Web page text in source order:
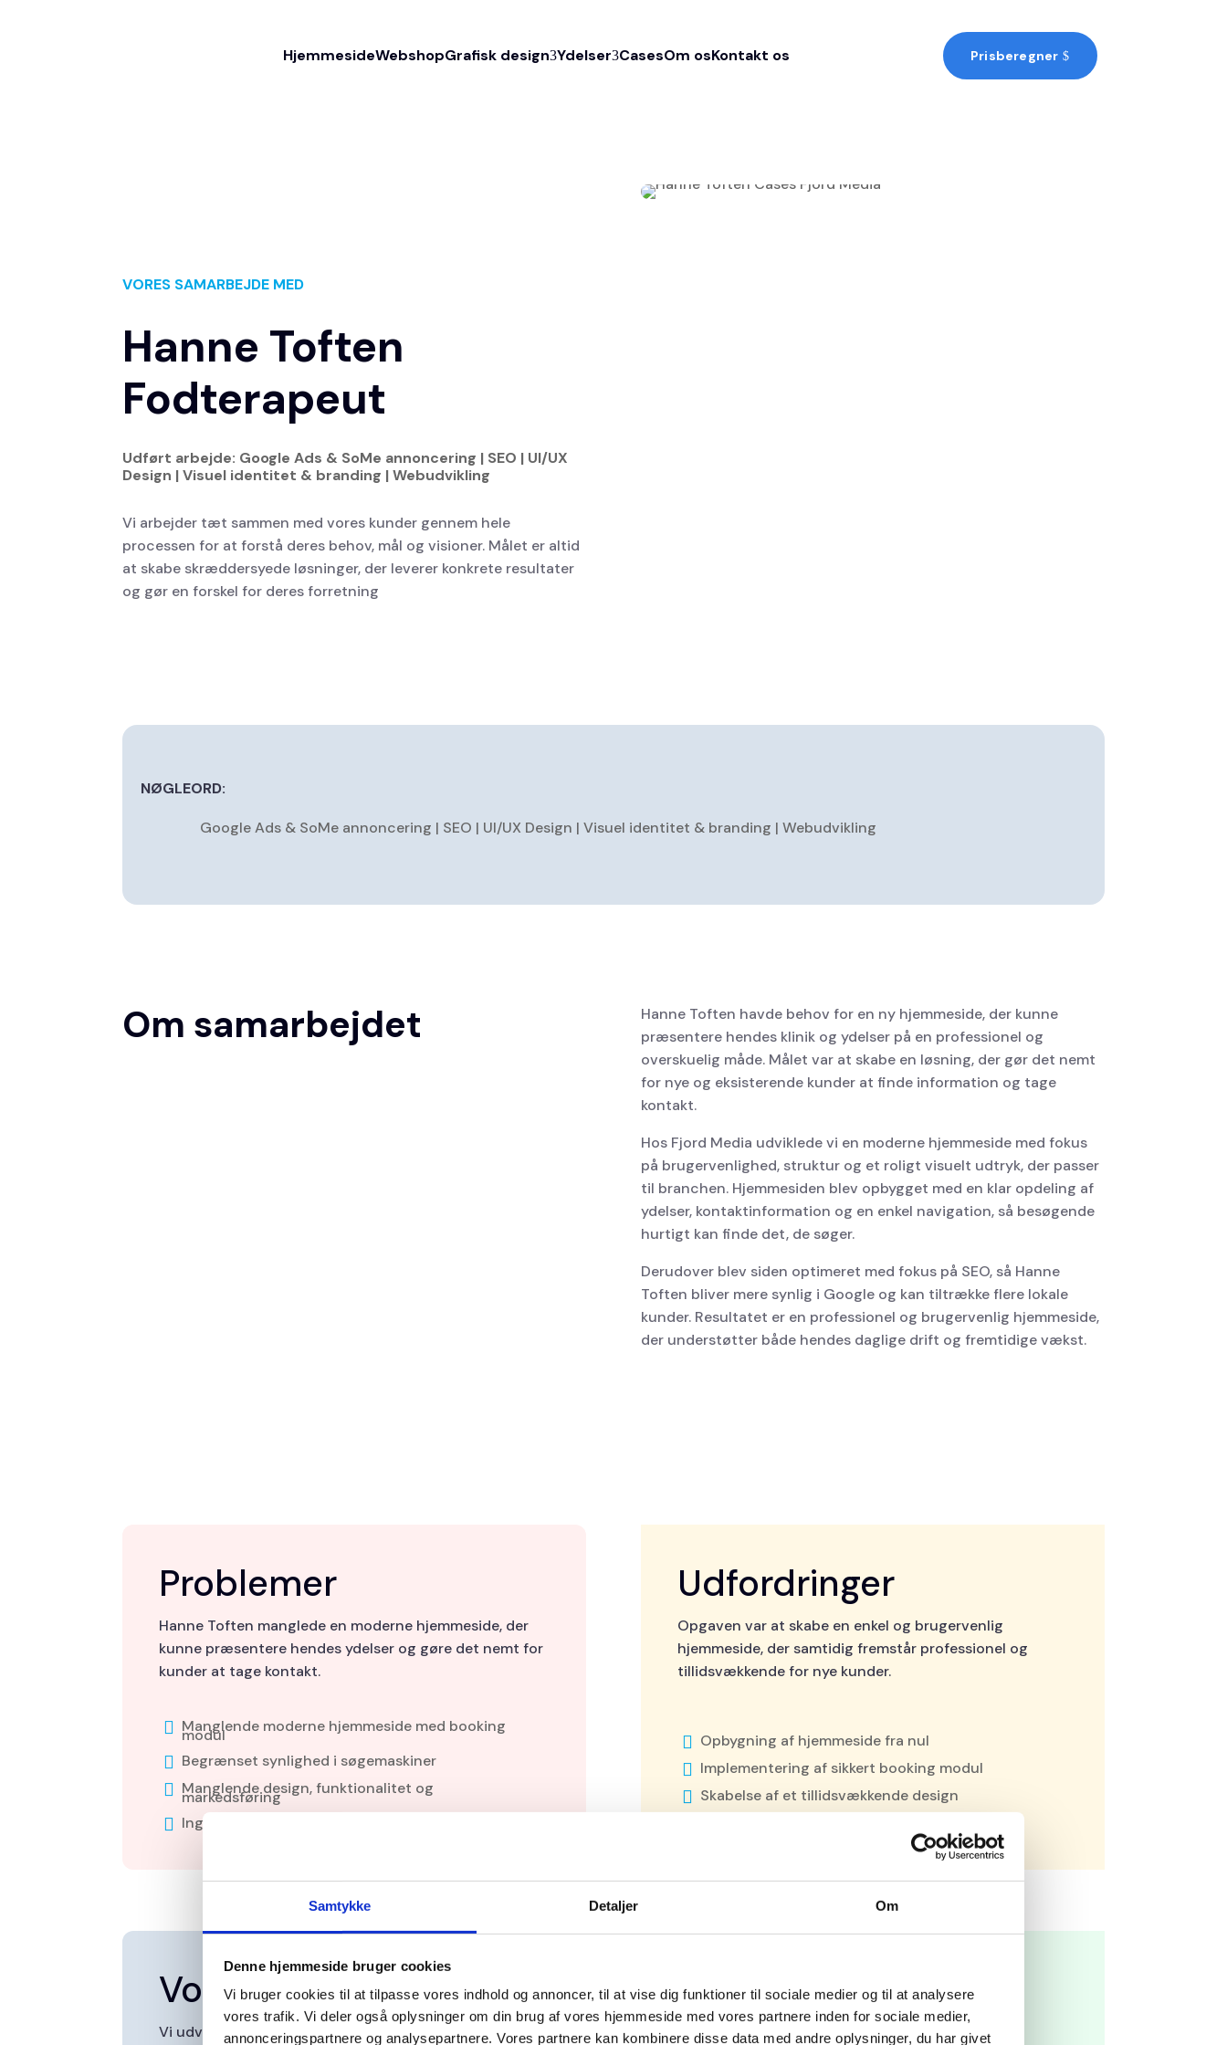
Samtykke Detaljer Om
Denne hjemmeside bruger cookies
Vi bruger cookies til at tilpasse vores indhold og annoncer, til at vise dig funktioner til sociale medier og til at analysere
vores trafik. Vi deler også oplysninger om din brug af vores hjemmeside med vores partnere inden for sociale medier,
annonceringspartnere og analysepartnere. Vores partnere kan kombinere disse data med andre oplysninger, du har givet
HjemmesideWebshopGrafisk design Ydelser CasesOm osKontakt os Prisberegner $
VORES SAMARBEJDE MED
Hanne Toften
Fodterapeut
Udført arbejde: Google Ads & SoMe annoncering | SEO | UI/UX
Design | Visuel identitet & branding | Webudvikling
Vi arbejder tæt sammen med vores kunder gennem hele
processen for at forstå deres behov, mål og visioner. Målet er altid
at skabe skræddersyede løsninger, der leverer konkrete resultater
og gør en forskel for deres forretning
NØGLEORD:
Google Ads & SoMe annoncering | SEO | UI/UX Design | Visuel identitet & branding | Webudvikling
Om samarbejdet
Hanne Toften havde behov for en ny hjemmeside, der kunne
præsentere hendes klinik og ydelser på en professionel og
overskuelig måde. Målet var at skabe en løsning, der gør det nemt
for nye og eksisterende kunder at finde information og tage
kontakt.
Hos Fjord Media udviklede vi en moderne hjemmeside med fokus
på brugervenlighed, struktur og et roligt visuelt udtryk, der passer
til branchen. Hjemmesiden blev opbygget med en klar opdeling af
ydelser, kontaktinformation og en enkel navigation, så besøgende
hurtigt kan finde det, de søger.
Derudover blev siden optimeret med fokus på SEO, så Hanne
Toften bliver mere synlig i Google og kan tiltrække flere lokale
kunder. Resultatet er en professionel og brugervenlig hjemmeside,
der understøtter både hendes daglige drift og fremtidige vækst.
Problemer
Hanne Toften manglede en moderne hjemmeside, der
kunne præsentere hendes ydelser og gøre det nemt for
kunder at tage kontakt.
 Manglende moderne hjemmeside med booking
modul
 Begrænset synlighed i søgemaskiner
 Manglende design, funktionalitet og
markedsføring
 Ingen ejerskab over hjemmeside
Udfordringer
Opgaven var at skabe en enkel og brugervenlig
hjemmeside, der samtidig fremstår professionel og
tillidsvækkende for nye kunder.
 Opbygning af hjemmeside fra nul
 Implementering af sikkert booking modul
 Skabelse af et tillidsvækkende design
Vores løsning
Vi udviklede en komplet hjemmesideløsning, hvor
Resultater vi skabte
Hanne Toften fik en professionel og brugervenlig